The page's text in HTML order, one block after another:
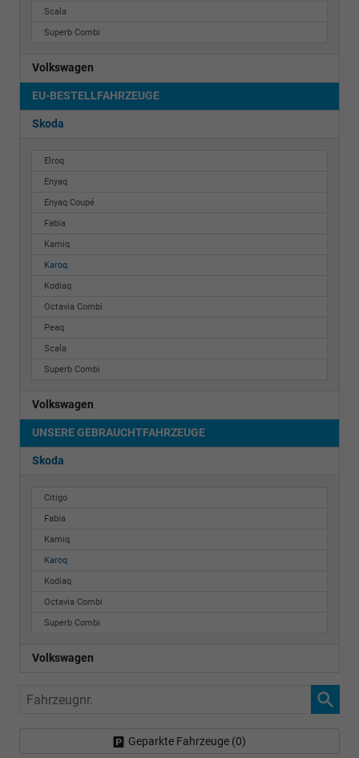
Scala
Superb Combi
Volkswagen
EU-BESTELLFAHRZEUGE
Skoda
Elroq
Enyaq
Enyaq Coupé
Fabia
Kamiq
Karoq
Kodiaq
Octavia Combi
Peaq
Scala
Superb Combi
Volkswagen
UNSERE GEBRAUCHTFAHRZEUGE
Skoda
Citigo
Fabia
Kamiq
Karoq
Kodiaq
Octavia Combi
Superb Combi
Volkswagen
Fahrzeugnr.
Geparkte Fahrzeuge (0)